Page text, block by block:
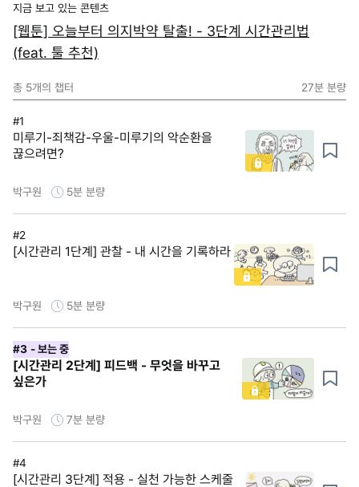
지금 보고 있는 콘텐츠
[웹툰] 오늘부터 의지박약 탈출! - 3단계 시간관리법
(feat. 툴 추천)
총 5개의 챕터 27분 분량
#1
미루기-죄책감-우울-미루기의 악순환을
끊으려면?
박구원 5분 분량
#2
[시간관리 1단계] 관찰 - 내 시간을 기록하라
박구원 5분 분량
#3 - 보는 중
[시간관리 2단계] 피드백 - 무엇을 바꾸고
싶은가
박구원 7분 분량
#4
[시간관리 3단계] 적용 - 실천 가능한 스케줄